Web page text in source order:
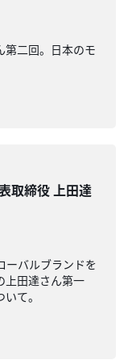
二回。日本のモ
取締役 上田達
ーバルブランドを
上田達さん第一
て。